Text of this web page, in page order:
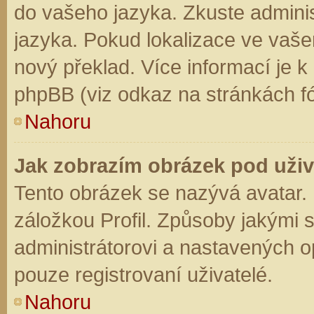
do vašeho jazyka. Zkuste
jazyka. Pokud lokalizace ve
nový překlad. Více informací je
phpBB (viz odkaz na stránkách
Nahoru
Jak zobrazím obrázek pod
Tento obrázek se nazývá
záložkou Profil. Způsoby jakými
administrátorovi a nastavených
pouze registrovaní uživatelé.
Nahoru